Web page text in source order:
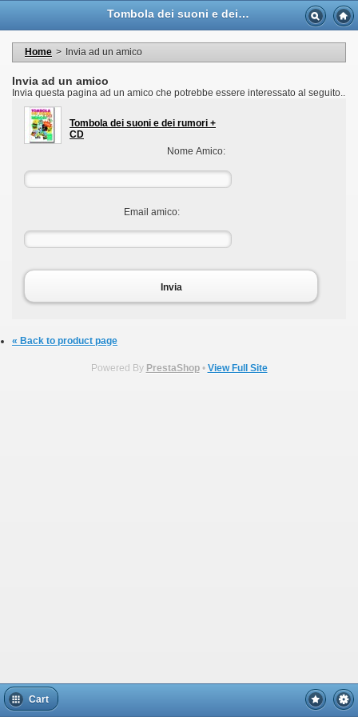
Tombola dei suoni e dei rumori + CD - Casa Musicale Eco
Home > Invia ad un amico
Invia ad un amico
Invia questa pagina ad un amico che potrebbe essere interessato al seguito..
Tombola dei suoni e dei rumori +
CD
Nome Amico:
Email amico:
Invia
« Back to product page
Powered By PrestaShop• View Full Site
Cart
I miei dati personali
My orders
I miei voucher
Logout